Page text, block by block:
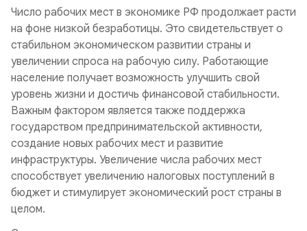
Число рабочих мест в экономике РФ продолжает расти
на фоне низкой безработицы. Это свидетельствует о
стабильном экономическом развитии страны и
увеличении спроса на рабочую силу. Работающие
население получает возможность улучшить свой
уровень жизни и достичь финансовой стабильности.
Важным фактором является также поддержка
государством предпринимательской активности,
создание новых рабочих мест и развитие
инфраструктуры. Увеличение числа рабочих мест
способствует увеличению налоговых поступлений в
бюджет и стимулирует экономический рост страны в
целом.